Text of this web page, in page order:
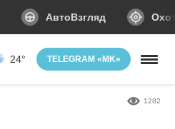
АвтоВзгляд
24° TELEGRAM «MK»
1282